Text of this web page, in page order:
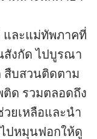
และแม่ทัพภาคที่
สังกัด ไปบูรณา
สืบสวนติดตาม
ติด รวมตลอดถึง
ยเหลือและนำ
ปหมุนฟอกให้ดู